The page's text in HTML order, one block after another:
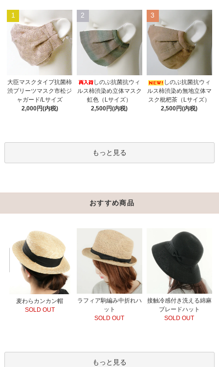
1
大臣マスクタイプ抗菌柿
渋プリーツマスク市松ジ
ャガード/Lサイズ
2,000円(内税)
2
しのぶ抗菌抗ウィ
ルス柿渋染め立体マスク
虹色（Lサイズ）
2,500円(内税)
3
しのぶ抗菌抗ウィ
ルス柿渋染め無地立体マ
スク枇杷茶（Lサイズ）
2,500円(内税)
もっと見る
おすすめ商品
麦わらカンカン帽
SOLD OUT
ラフィア駒編み中折れハ
ット
SOLD OUT
接触冷感付き洗える綿麻
ブレードハット
SOLD OUT
もっと見る